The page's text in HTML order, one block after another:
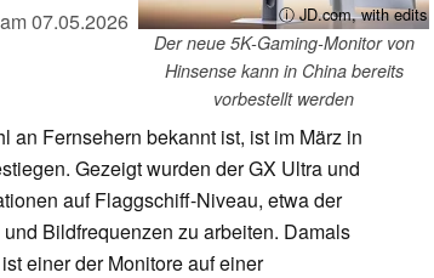
ⓘ JD.com, with edits
Der neue 5K-Gaming-Monitor von
Hinsense kann in China bereits
vorbestellt werden
07.05.2026
an Fernsehern bekannt ist, ist im März in
Gezeigt wurden der GX Ultra und
auf Flaggschiff-Niveau, etwa der
Bildfrequenzen zu arbeiten. Damals
einer der Monitore auf einer